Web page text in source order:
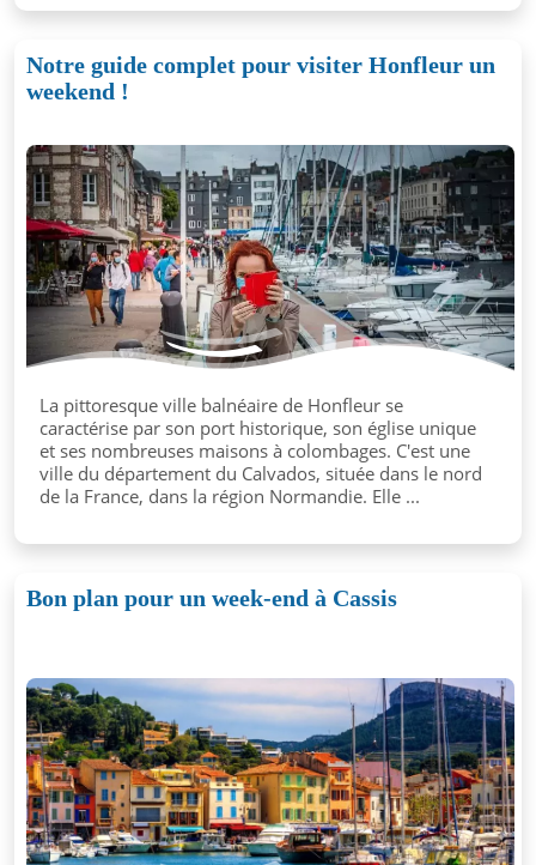
Notre guide complet pour visiter Honfleur un
weekend !
La pittoresque ville balnéaire de Honfleur se
caractérise par son port historique, son église unique
et ses nombreuses maisons à colombages. C'est une
ville du département du Calvados, située dans le nord
de la France, dans la région Normandie. Elle ...
Bon plan pour un week-end à Cassis